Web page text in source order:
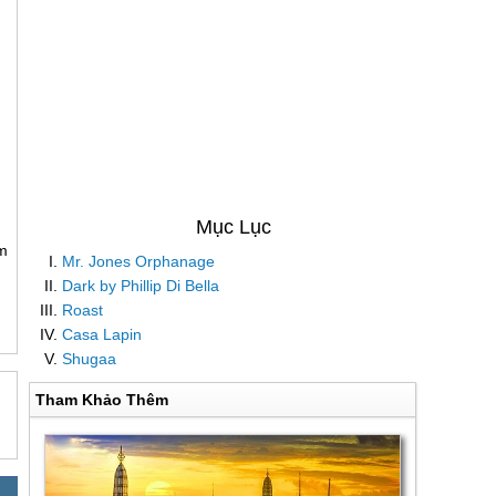
Mr. Jones Orphanage
Dark by Phillip Di Bella
Roast
Casa Lapin
Shugaa
Tham Khảo Thêm